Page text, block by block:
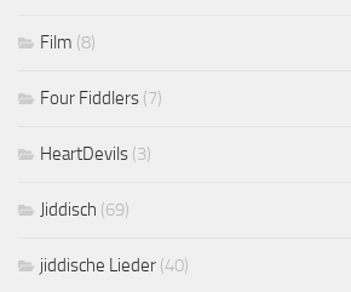
Film (8)
Four Fiddlers (7)
HeartDevils (3)
Jiddisch (69)
jiddische Lieder (40)